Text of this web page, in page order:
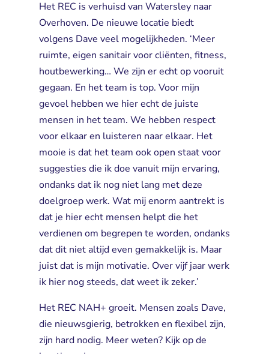
Het REC is verhuisd van Watersley naar
Overhoven. De nieuwe locatie biedt
volgens Dave veel mogelijkheden. ‘Meer
ruimte, eigen sanitair voor cliënten, fitness,
houtbewerking… We zijn er echt op vooruit
gegaan. En het team is top. Voor mijn
gevoel hebben we hier echt de juiste
mensen in het team. We hebben respect
voor elkaar en luisteren naar elkaar. Het
mooie is dat het team ook open staat voor
suggesties die ik doe vanuit mijn ervaring,
ondanks dat ik nog niet lang met deze
doelgroep werk. Wat mij enorm aantrekt is
dat je hier echt mensen helpt die het
verdienen om begrepen te worden, ondanks
dat dit niet altijd even gemakkelijk is. Maar
juist dat is mijn motivatie. Over vijf jaar werk
ik hier nog steeds, dat weet ik zeker.’
Het REC NAH+ groeit. Mensen zoals Dave,
die nieuwsgierig, betrokken en flexibel zijn,
zijn hard nodig. Meer weten? Kijk op de